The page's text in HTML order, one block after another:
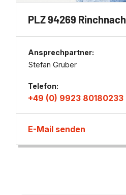
PLZ 94269 Rinchnach
Ansprechpartner:
Stefan Gruber
Telefon:
+49 (0) 9923 80180233
E-Mail senden